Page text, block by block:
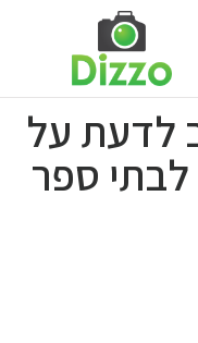
לדעת על
לבתי ספר